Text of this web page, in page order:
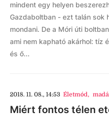
mindent egy helyen
Gazdaboltban - ezt talán sok
mondani. De a Móri úti
ami nem kapható akárhol: tíz
és ő...
2018. 11. 08., 14:53 Életmód,
Miért fontos télen